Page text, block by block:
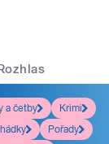
a četby
Krimi
Pořady